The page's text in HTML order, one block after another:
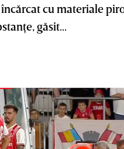
încărcat cu materiale
găsit...